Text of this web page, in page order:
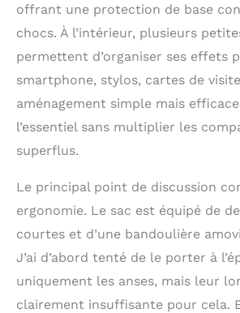
offrant une protection de base
chocs. À l’intérieur, plusieurs
permettent d’organiser ses effets
smartphone, stylos, cartes de
aménagement simple mais
l’essentiel sans multiplier les
superflus.
Le principal point de discussion
ergonomie. Le sac est équipé de
courtes et d’une bandoulière
J’ai d’abord tenté de le porter à
uniquement les anses, mais leur
clairement insuffisante pour cela.